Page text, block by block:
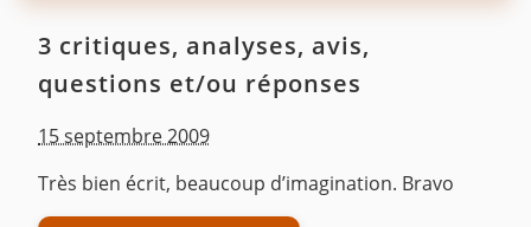
3 critiques, analyses, avis,
questions et/ou réponses
15 septembre 2009
Très bien écrit, beaucoup d’imagination. Bravo